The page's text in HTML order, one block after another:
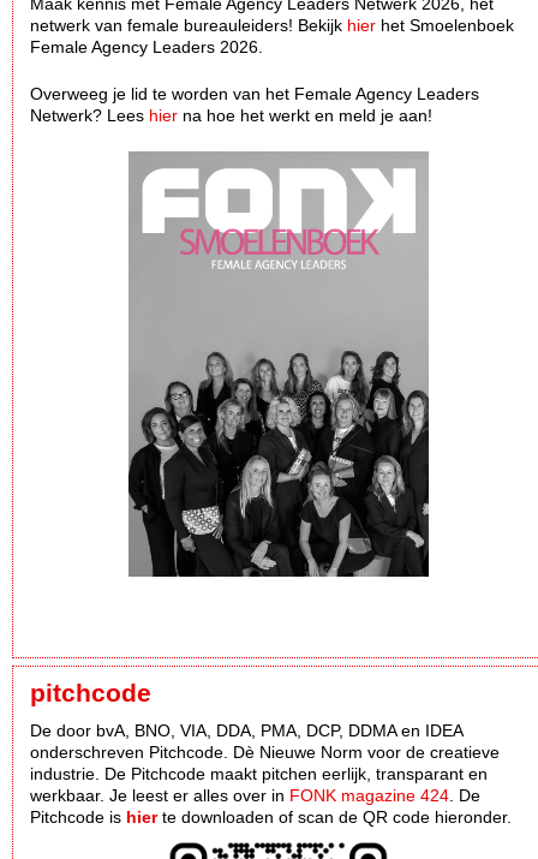
netwerk van female bureauleiders! Bekijk hier het Smoelenboek
Female Agency Leaders 2026.
Overweeg je lid te worden van het Female Agency Leaders
Netwerk? Lees hier na hoe het werkt en meld je aan!
pitchcode
De door bvA, BNO, VIA, DDA, PMA, DCP, DDMA en IDEA
onderschreven Pitchcode. Dè Nieuwe Norm voor de creatieve
industrie. De Pitchcode maakt pitchen eerlijk, transparant en
werkbaar. Je leest er alles over in FONK magazine 424. De
Pitchcode is hierte downloaden of scan de QR code hieronder.